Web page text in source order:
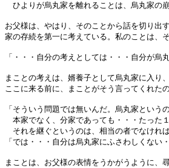
ひよりが烏丸家を離れることは、烏丸家の
お父様は、やはり、そのことから話を切り出す
家の存続を第一に考えている。私のことは、
「・・・自分の考えとしては・・・自分が烏
まことの考えは、婿養子として烏丸家に入り
ここに来る前に、まことがそう言ってくれたの
「そういう問題では無いんだ。烏丸家という
本家でなく、分家であっても・・・たった
それを継ぐというのは、相当の者でなけれ
「では・・・自分は烏丸家にふさわしくない
まことは、お父様の表情をうかがうように、尋